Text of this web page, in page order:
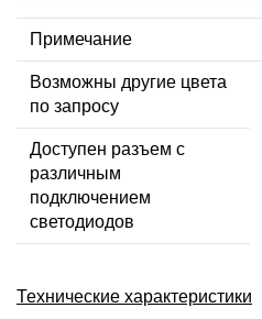
Примечание
Возможны другие цвета
по запросу
Доступен разъем с
различным
подключением
светодиодов
Технические характеристики